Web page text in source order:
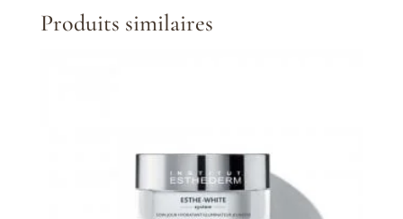
Cellulaire
Hydratant
Produits similaires